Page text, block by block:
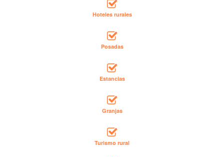
Hoteles rurales
Posadas
Estancias
Granjas
Turismo rural